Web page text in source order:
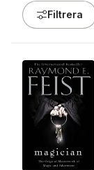
Filtrera